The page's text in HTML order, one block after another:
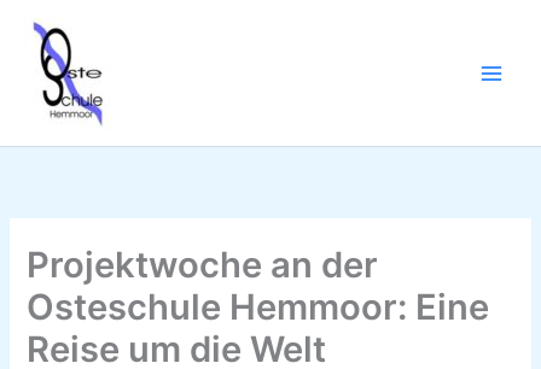
Inhalt
springen
Projektwoche an der
Osteschule Hemmoor: Eine
Reise um die Welt